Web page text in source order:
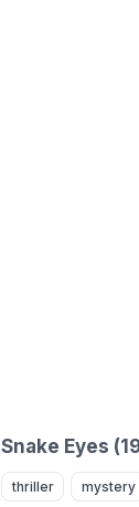
Snake Eyes
thriller mystery